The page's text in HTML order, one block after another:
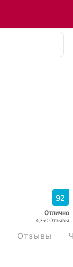
92
Отлично
4,350Отзывы
Отзывы